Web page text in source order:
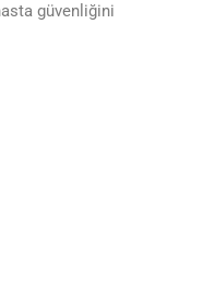
güvenliğini